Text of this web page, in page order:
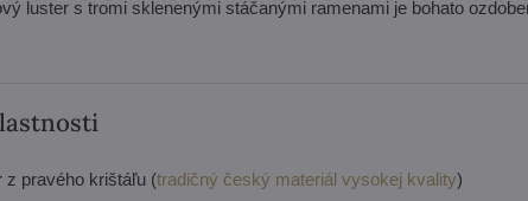
luster s tromi sklenenými stáčanými ramenami je bohato
z pravého krištáľu (tradičný český materiál vysokej kvality)